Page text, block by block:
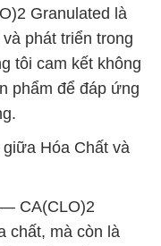
Granulated là
phát triển trong
tôi cam kết không
phẩm để đáp ứng
Hóa Chất và
CA(CLO)2
chất, mà còn là